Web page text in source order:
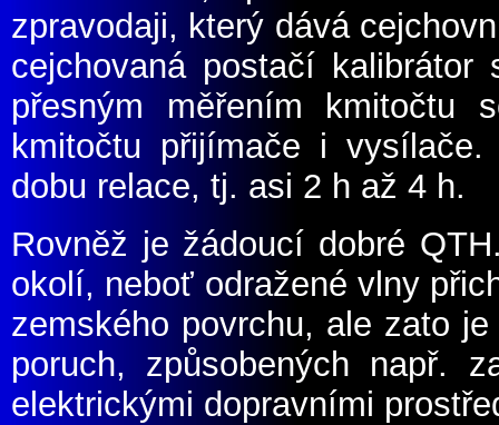
zpravodaji, který dává
cejchovaná postačí
přesným měřením kmitočtu
kmitočtu přijímače i
dobu relace, tj. asi 2 h až 4 h.
Rovněž je žádoucí dobré
okolí, neboť odražené vlny
zemského povrchu, ale zato
poruch, způsobených např.
elektrickými dopravními